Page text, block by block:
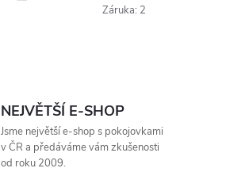
Záruka: 2
NEJVĚTŠÍ E-SHOP
Jsme největší e-shop s pokojovkami
v ČR a předáváme vám zkušenosti
od roku 2009.